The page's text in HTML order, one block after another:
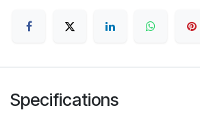
Specifications